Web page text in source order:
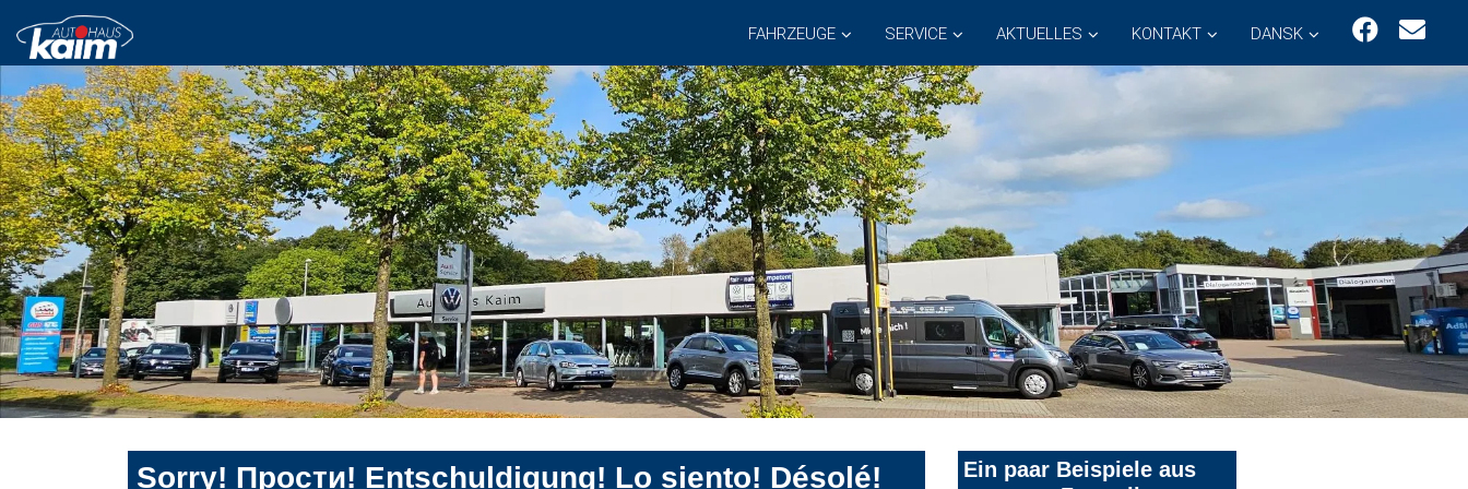
FAHRZEUGE SERVICE AKTUELLES KONTAKT DANSK
Sorry! Прости! Entschuldigung! Lo siento! Désolé!
Ein paar Beispiele aus